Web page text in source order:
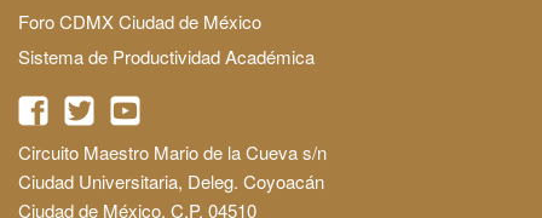
Foro CDMX Ciudad de México
Sistema de Productividad Académica
Circuito Maestro Mario de la Cueva s/n
Ciudad Universitaria, Deleg. Coyoacán
Ciudad de México, C.P. 04510